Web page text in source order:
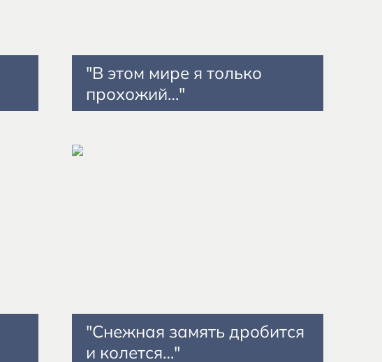
"В этом мире я только
прохожий…"
"Снежная замять дробится
и колется…"